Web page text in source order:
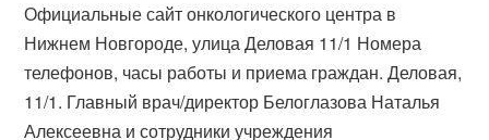
Официальные сайт онкологического центра в
Нижнем Новгороде, улица Деловая 11/1 Номера
телефонов, часы работы и приема граждан. Деловая,
11/1. Главный врач/директор Белоглазова Наталья
Алексеевна и сотрудники учреждения